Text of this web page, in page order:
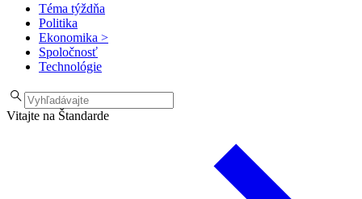
Téma týždňa
Politika
Ekonomika >
Spoločnosť
Technológie
Vitajte na Štandarde